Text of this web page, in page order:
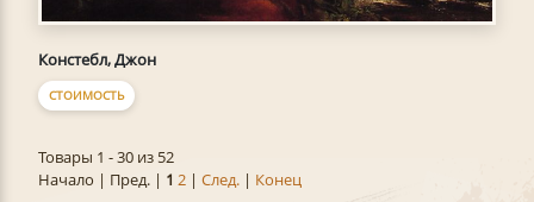
Констебл, Джон
СТОИМОСТЬ
Товары 1 - 30 из 52
Начало | Пред. | 1 2 | След. | Конец